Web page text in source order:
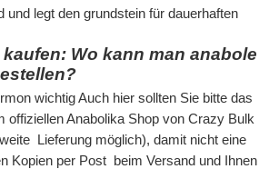
und legt den grundstein für dauerhaften
Wo kann man anabole
wichtig Auch hier sollten Sie bitte das
offiziellen Anabolika Shop von Crazy Bulk
Lieferung möglich), damit nicht eine
Kopien per Post  beim Versand und Ihnen